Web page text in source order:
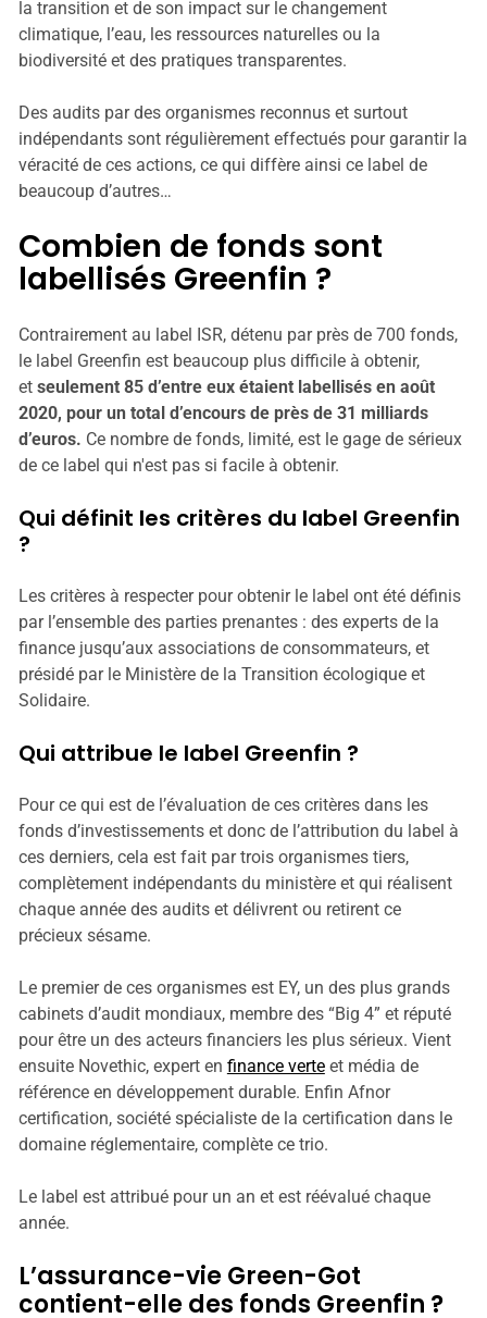
la transition et de son impact sur le changement
climatique, l’eau, les ressources naturelles ou la
biodiversité et des pratiques transparentes.
Des audits par des organismes reconnus et surtout
indépendants sont régulièrement effectués pour garantir la
véracité de ces actions, ce qui diffère ainsi ce label de
beaucoup d’autres…
Combien de fonds sont
labellisés Greenfin ?
Contrairement au label ISR, détenu par près de 700 fonds,
le label Greenfin est beaucoup plus difficile à obtenir,
et seulement 85 d’entre eux étaient labellisés en août
2020, pour un total d’encours de près de 31 milliards
d’euros. Ce nombre de fonds, limité, est le gage de sérieux
de ce label qui n'est pas si facile à obtenir.
Qui définit les critères du label Greenfin
?
Les critères à respecter pour obtenir le label ont été définis
par l’ensemble des parties prenantes : des experts de la
finance jusqu’aux associations de consommateurs, et
présidé par le Ministère de la Transition écologique et
Solidaire.
Qui attribue le label Greenfin ?
Pour ce qui est de l’évaluation de ces critères dans les
fonds d’investissements et donc de l’attribution du label à
ces derniers, cela est fait par trois organismes tiers,
complètement indépendants du ministère et qui réalisent
chaque année des audits et délivrent ou retirent ce
précieux sésame.
Le premier de ces organismes est EY, un des plus grands
cabinets d’audit mondiaux, membre des “Big 4” et réputé
pour être un des acteurs financiers les plus sérieux. Vient
ensuite Novethic, expert en finance verteet média de
référence en développement durable. Enfin Afnor
certification, société spécialiste de la certification dans le
domaine réglementaire, complète ce trio.
Le label est attribué pour un an et est réévalué chaque
année.
L’assurance-vie Green-Got
contient-elle des fonds Greenfin ?